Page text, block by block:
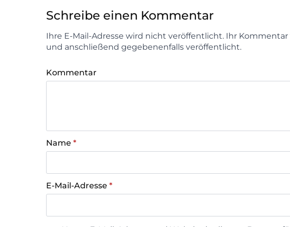
Schreibe einen Kommentar
Ihre E-Mail-Adresse wird nicht veröffentlicht. Ihr
und anschließend gegebenenfalls veröffentlicht.
Kommentar
Name *
E-Mail-Adresse *